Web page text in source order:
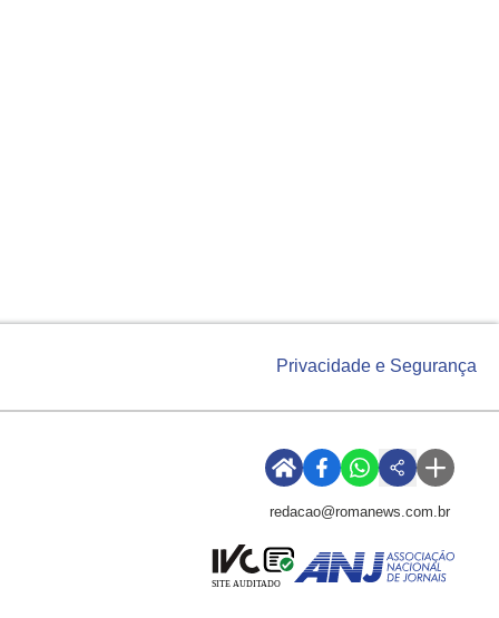
Privacidade e Segurança
redacao@romanews.com.br
SITE AUDITADO